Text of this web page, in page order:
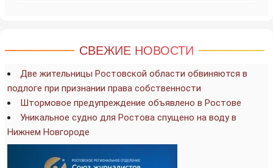
СВЕЖИЕ НОВОСТИ
Две жительницы Ростовской области обвиняются в
подлоге при признании права собственности
Штормовое предупреждение объявлено в Ростове
Уникальное судно для Ростова спущено на воду в
Нижнем Новгороде